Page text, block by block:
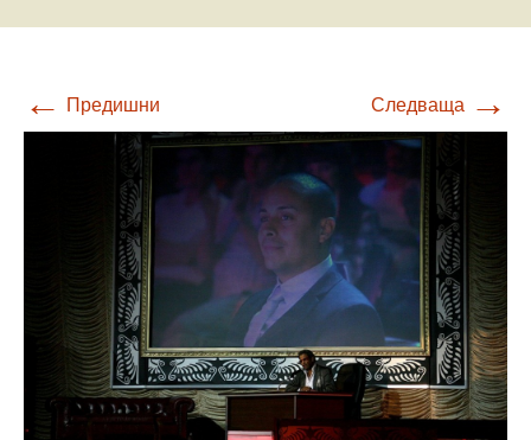
← Предишни Следваща →